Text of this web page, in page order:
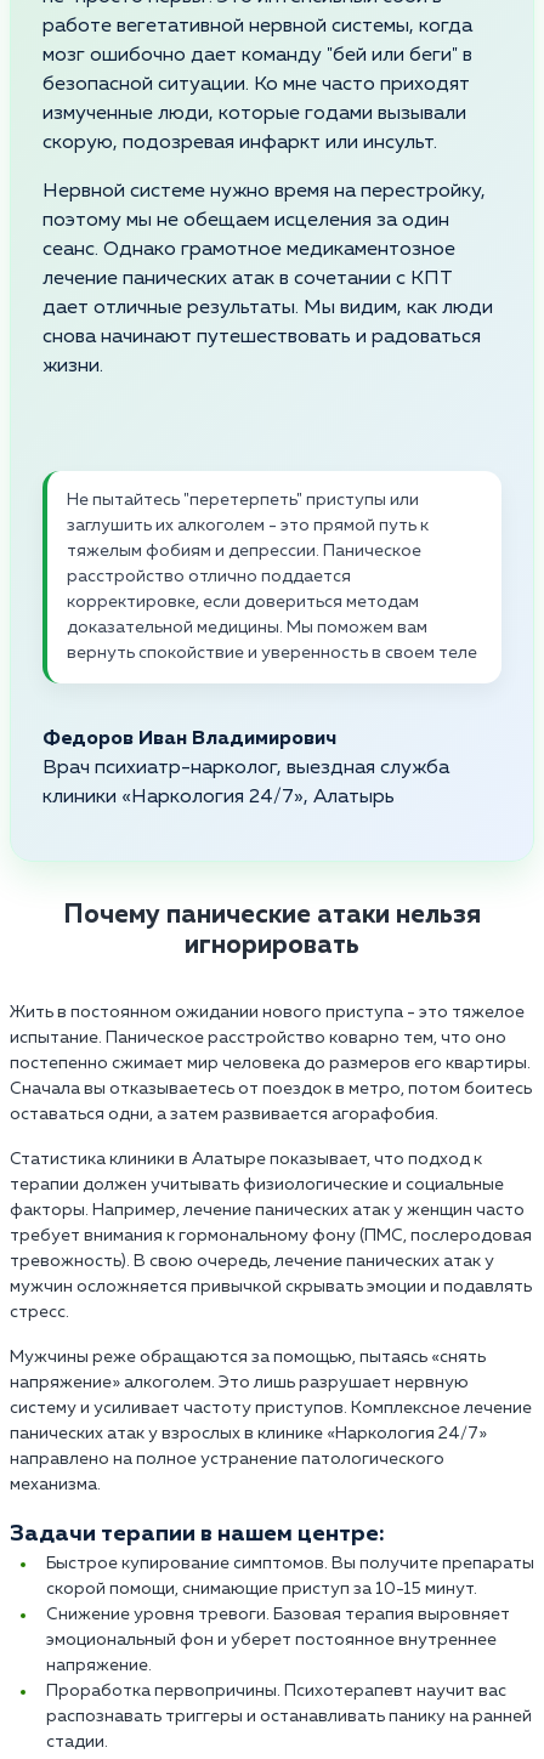
работе вегетативной нервной системы, когда
мозг ошибочно дает команду "бей или беги" в
безопасной ситуации. Ко мне часто приходят
измученные люди, которые годами вызывали
скорую, подозревая инфаркт или инсульт.
Нервной системе нужно время на перестройку,
поэтому мы не обещаем исцеления за один
сеанс. Однако грамотное медикаментозное
лечение панических атак в сочетании с КПТ
дает отличные результаты. Мы видим, как люди
снова начинают путешествовать и радоваться
жизни.
Не пытайтесь "перетерпеть" приступы или
заглушить их алкоголем - это прямой путь к
тяжелым фобиям и депрессии. Паническое
расстройство отлично поддается
корректировке, если довериться методам
доказательной медицины. Мы поможем вам
вернуть спокойствие и уверенность в своем теле
Федоров Иван Владимирович
Врач психиатр-нарколог, выездная служба
клиники «Наркология 24/7», Алатырь
Почему панические атаки нельзя
игнорировать
Жить в постоянном ожидании нового приступа - это тяжелое
испытание. Паническое расстройство коварно тем, что оно
постепенно сжимает мир человека до размеров его квартиры.
Сначала вы отказываетесь от поездок в метро, потом боитесь
оставаться одни, а затем развивается агорафобия.
Статистика клиники в Алатыре показывает, что подход к
терапии должен учитывать физиологические и социальные
факторы. Например, лечение панических атак у женщин часто
требует внимания к гормональному фону (ПМС, послеродовая
тревожность). В свою очередь, лечение панических атак у
мужчин осложняется привычкой скрывать эмоции и подавлять
стресс.
Мужчины реже обращаются за помощью, пытаясь «снять
напряжение» алкоголем. Это лишь разрушает нервную
систему и усиливает частоту приступов. Комплексное лечение
панических атак у взрослых в клинике «Наркология 24/7»
направлено на полное устранение патологического
механизма.
Задачи терапии в нашем центре:
Быстрое купирование симптомов. Вы получите препараты
скорой помощи, снимающие приступ за 10-15 минут.
Снижение уровня тревоги. Базовая терапия выровняет
эмоциональный фон и уберет постоянное внутреннее
напряжение.
Проработка первопричины. Психотерапевт научит вас
распознавать триггеры и останавливать панику на ранней
стадии.